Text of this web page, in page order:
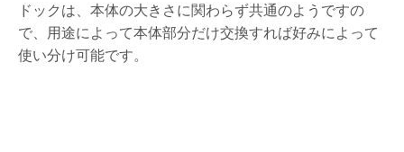
ドックは、本体の大きさに関わらず共通のようですの
で、用途によって本体部分だけ交換すれば好みによって
使い分け可能です。